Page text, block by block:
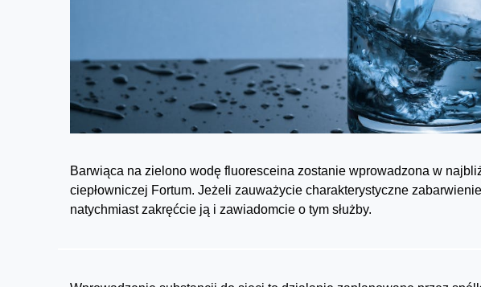
Barwiąca na zielono wodę fluoresceina zostanie wprowadzona w
ciepłowniczej Fortum. Jeżeli zauważycie charakterystyczne
natychmiast zakręćcie ją i zawiadomcie o tym służby.